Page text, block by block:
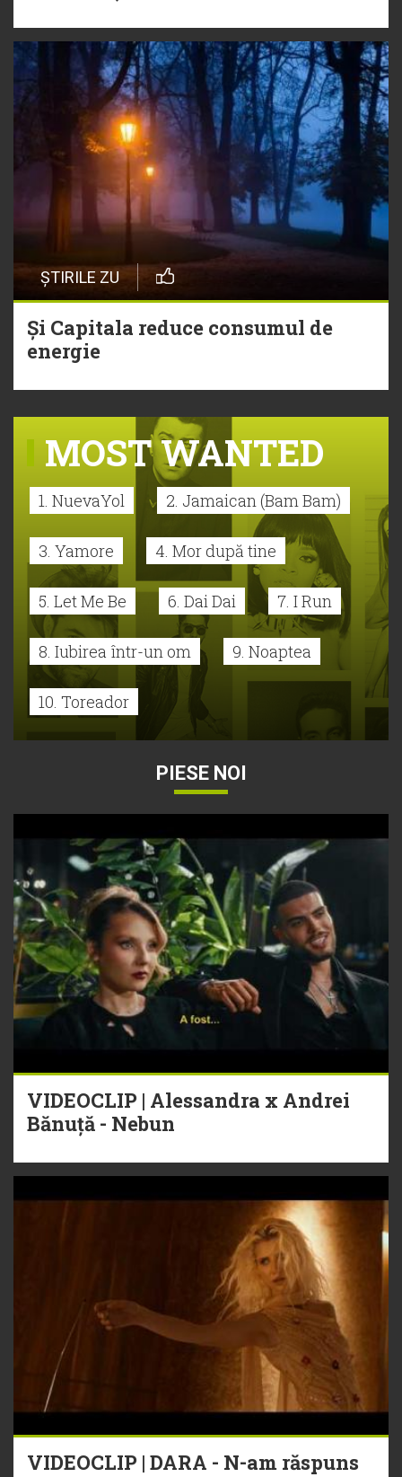
ȘTIRILE ZU
Și Capitala reduce consumul de
energie
MOST WANTED
1. NuevaYol 2. Jamaican (Bam Bam)
3. Yamore 4. Mor după tine
5. Let Me Be 6. Dai Dai 7. I Run
8. Iubirea într-un om 9. Noaptea
10. Toreador
PIESE NOI
VIDEOCLIP | Alessandra x Andrei
Bănuță - Nebun
VIDEOCLIP | DARA - N-am răspuns